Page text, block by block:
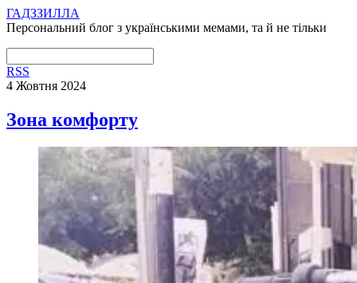
ГАДЗЗИЛЛА
Персональний блог з українськими мемами, та й не тільки
RSS
4 Жовтня 2024
Зона комфорту